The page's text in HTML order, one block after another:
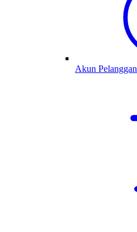
Akun Pelanggan